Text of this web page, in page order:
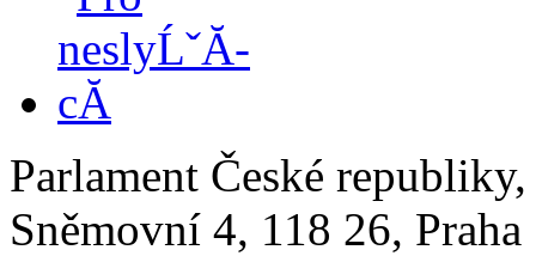
Parlament České
Sněmovní 4, 118 26,